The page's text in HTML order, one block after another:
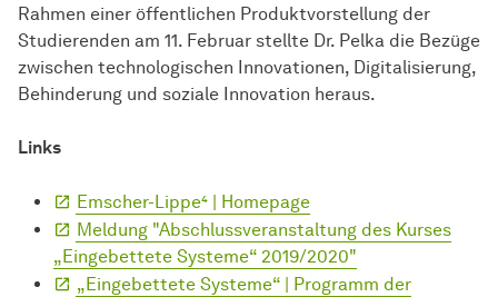
Rahmen einer öffentlichen Produktvorstellung der
Studierenden am 11. Februar stellte Dr. Pelka die Bezüge
zwischen technologischen Innovationen, Digitalisierung,
Behinderung und soziale Innovation heraus.
Links
Emscher-Lippe⁴ | Homepage
Meldung "Abschlussveranstaltung des Kurses
„Eingebettete Systeme“ 2019/2020"
„Eingebettete Systeme“ | Programm der